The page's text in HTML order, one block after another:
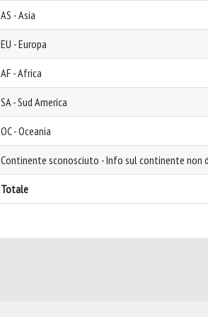
AS - Asia
EU - Europa
AF - Africa
SA - Sud America
OC - Oceania
Continente sconosciuto - Info sul continente non
Totale